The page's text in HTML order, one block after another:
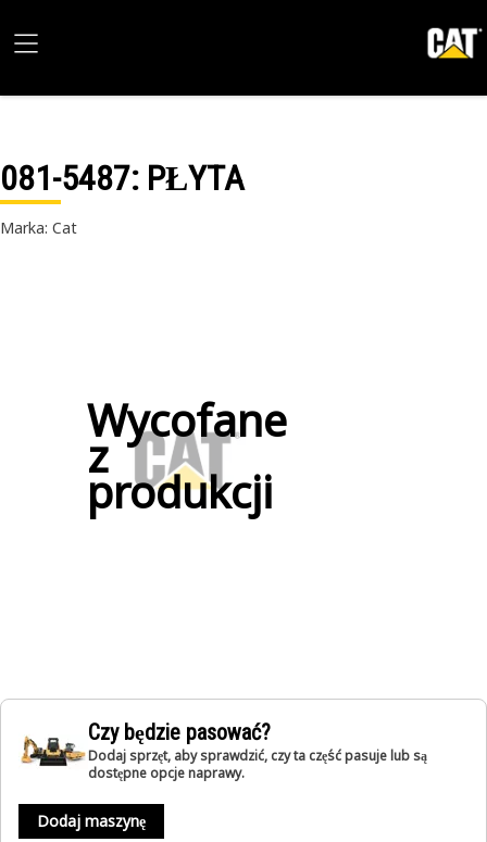
081-5487: PŁYTA
Marka: Cat
Wycofane
z
produkcji
Czy będzie pasować?
Dodaj sprzęt, aby sprawdzić, czy ta część pasuje lub są
dostępne opcje naprawy.
Dodaj maszynę